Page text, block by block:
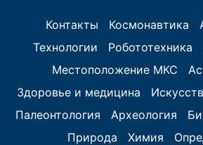
Контакты Космонавтика
Технологии
Робототехника
Местоположение МКС
Здоровье и медицина
Палеонтология
Археология
Природа
Химия